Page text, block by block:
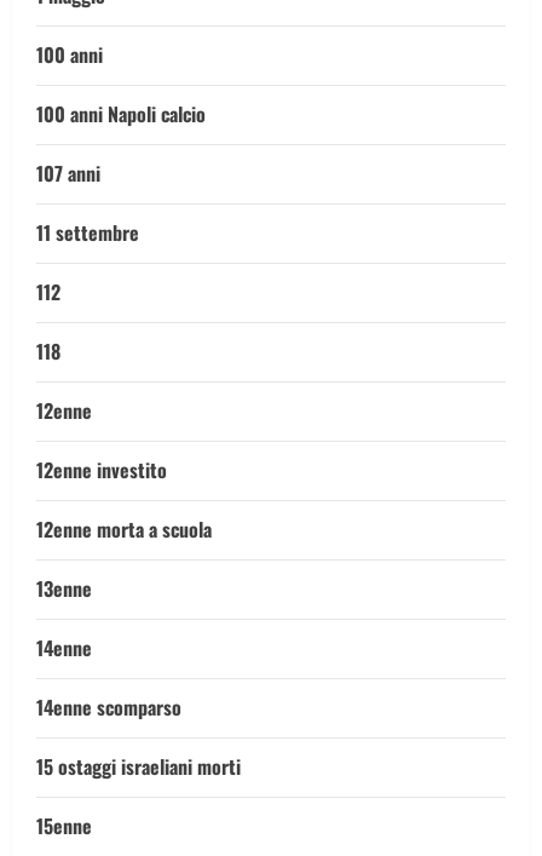
100 anni
100 anni Napoli calcio
107 anni
11 settembre
112
118
12enne
12enne investito
12enne morta a scuola
13enne
14enne
14enne scomparso
15 ostaggi israeliani morti
15enne